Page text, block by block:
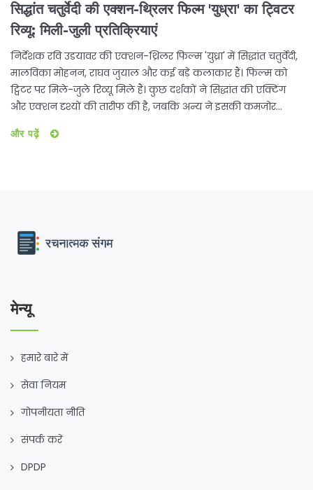
सिद्धांत चतुर्वेदी की एक्शन-थ्रिलर फिल्म 'युध्रा' का ट्विटर
रिव्यू: मिली-जुली प्रतिक्रियाएं
निर्देशक रवि उडयावर की एक्शन-थ्रिलर फिल्म 'युध्रा' में सिद्धांत चतुर्वेदी,
मालविका मोहनन, राघव जुयाल और कई बड़े कलाकार हैं। फिल्म को
ट्विटर पर मिले-जुले रिव्यू मिले हैं। कुछ दर्शकों ने सिद्धांत की एक्टिंग
और एक्शन दृश्यों की तारीफ की है, जबकि अन्य ने इसकी कमजोर
और पढ़ें
मेन्यू
हमारे बारे में
सेवा नियम
गोपनीयता नीति
संपर्क करें
DPDP